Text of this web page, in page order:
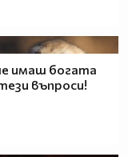
имаш богата
въпроси!